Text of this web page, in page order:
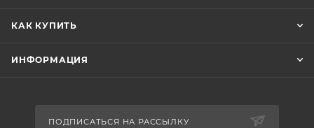
КАК КУПИТЬ
ИНФОРМАЦИЯ
ПОДПИСАТЬСЯ НА РАССЫЛКУ